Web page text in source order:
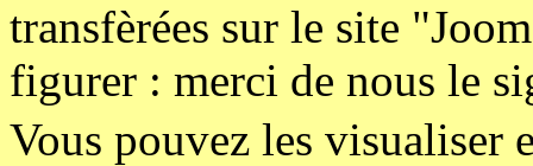
transfèrées sur le site
figurer : merci de nous le
Vous pouvez les visualiser